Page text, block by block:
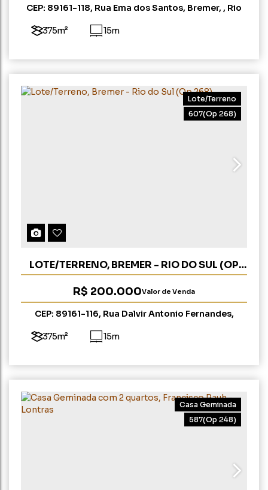
CEP: 89161-118, Rua Ema dos Santos, Bremer , Rio
375m² 15m
607(Op 268)
Lote/Terreno
LOTE/TERRENO, BREMER - RIO DO SUL (OP
268)
R$ 200.000Valor de Venda
CEP: 89161-116, Rua Dalvir Antonio Fernandes,
375m² 15m
587(Op 248)
Casa Geminada